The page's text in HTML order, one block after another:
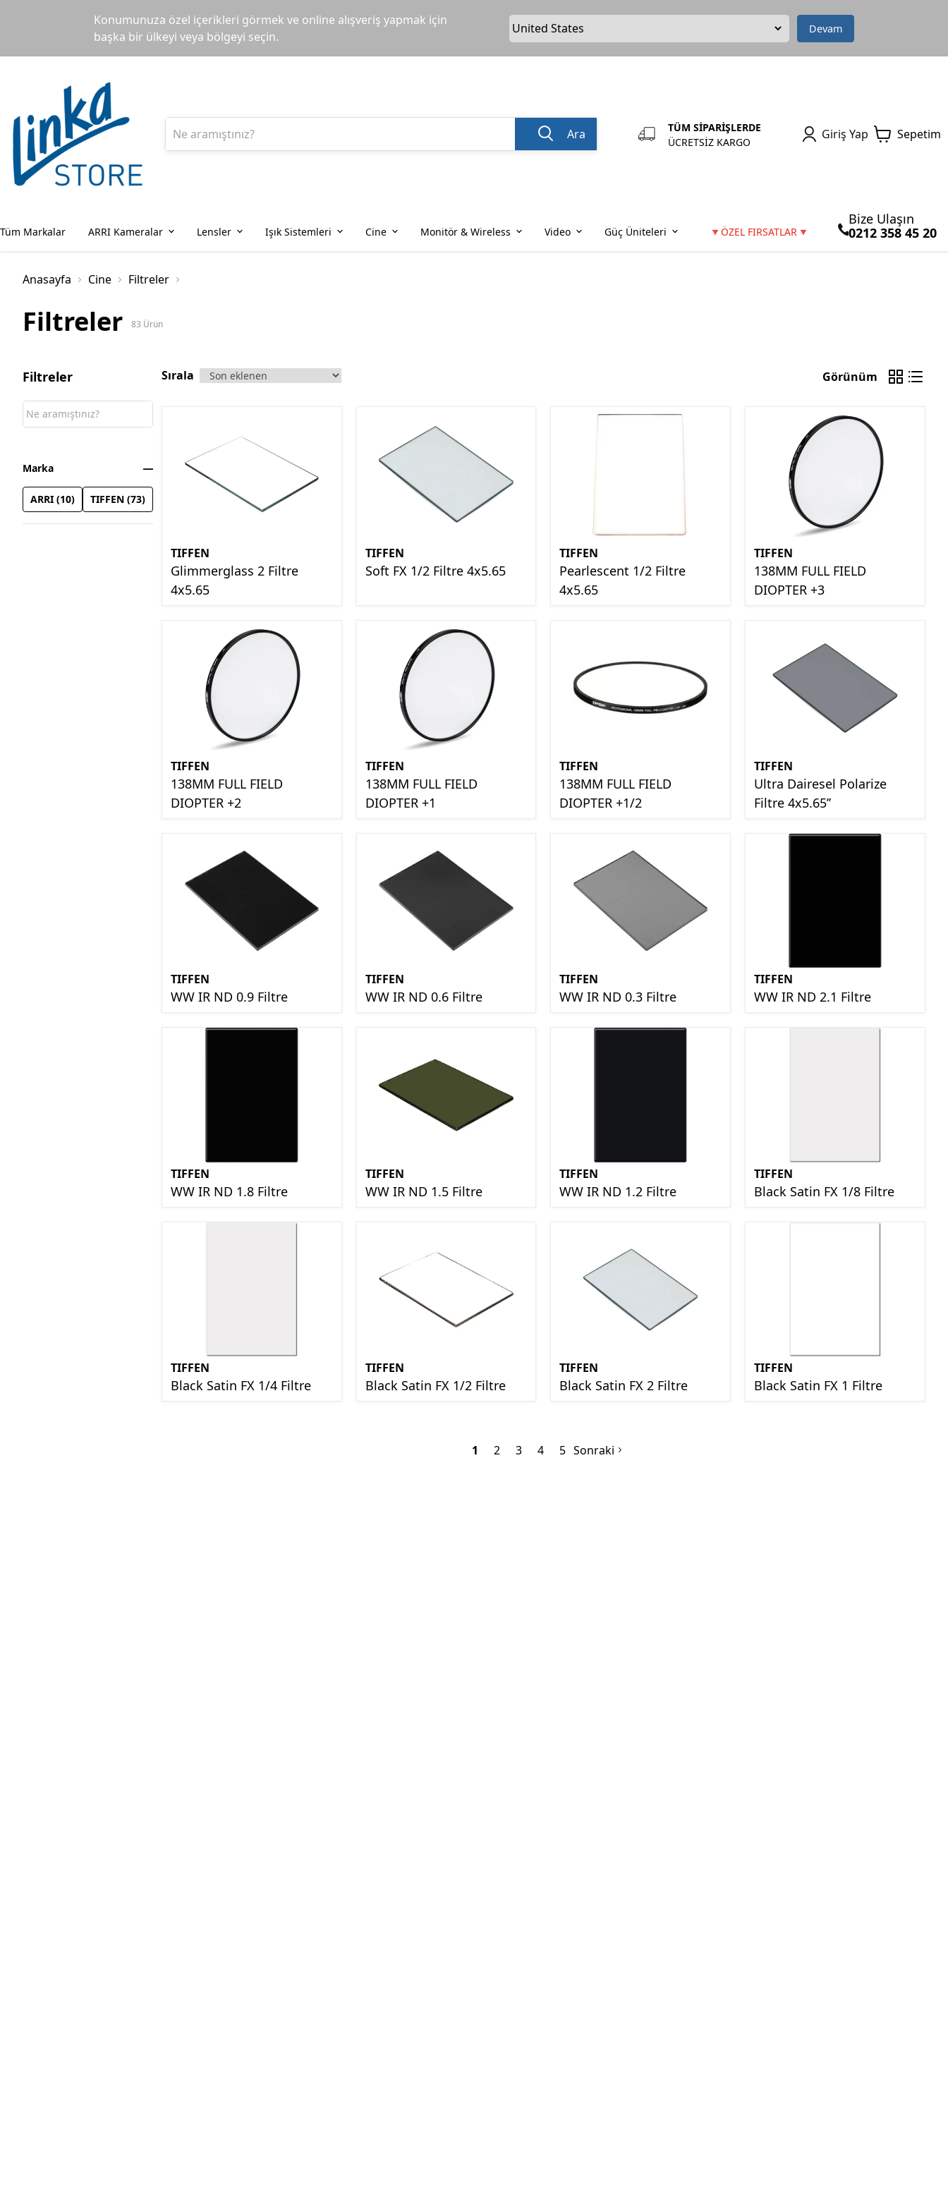
Konumunuza özel içerikleri görmek ve online alışveriş yapmak için
başka bir ülkeyi veya bölgeyi seçin.
Devam
Ara
TÜM SİPARİŞLERDE
ÜCRETSİZ KARGO
Giriş Yap Sepetim
Tüm Markalar ARRI Kameralar Lensler Işık Sistemleri Cine Monitör & Wireless Video Güç Üniteleri 🔻ÖZEL FIRSATLAR🔻
Bize Ulaşın
0212 358 45 20
Anasayfa Cine Filtreler
Filtreler 83 Ürün
Filtreler
Marka
ARRI (10) TIFFEN (73)
Sırala Görünüm
TIFFEN
Glimmerglass 2 Filtre
4x5.65
TIFFEN
Soft FX 1/2 Filtre 4x5.65
TIFFEN
Pearlescent 1/2 Filtre
4x5.65
TIFFEN
138MM FULL FIELD
DIOPTER +3
TIFFEN
138MM FULL FIELD
DIOPTER +2
TIFFEN
138MM FULL FIELD
DIOPTER +1
TIFFEN
138MM FULL FIELD
DIOPTER +1/2
TIFFEN
Ultra Dairesel Polarize
Filtre 4x5.65’’
TIFFEN
WW IR ND 0.9 Filtre
TIFFEN
WW IR ND 0.6 Filtre
TIFFEN
WW IR ND 0.3 Filtre
TIFFEN
WW IR ND 2.1 Filtre
TIFFEN
WW IR ND 1.8 Filtre
TIFFEN
WW IR ND 1.5 Filtre
TIFFEN
WW IR ND 1.2 Filtre
TIFFEN
Black Satin FX 1/8 Filtre
TIFFEN
Black Satin FX 1/4 Filtre
TIFFEN
Black Satin FX 1/2 Filtre
TIFFEN
Black Satin FX 2 Filtre
TIFFEN
Black Satin FX 1 Filtre
1 2 3 4 5 Sonraki